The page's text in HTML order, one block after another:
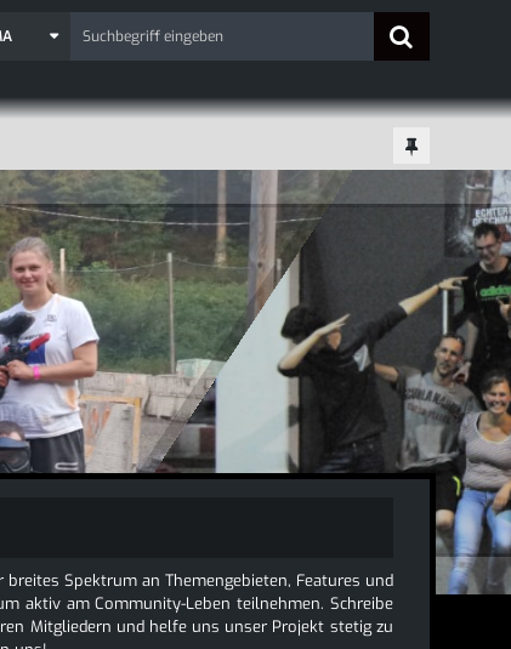
Spektrum an Themengebieten, Features und
aktiv am Community-Leben teilnehmen. Schreibe
Mitgliedern und helfe uns unser Projekt stetig zu